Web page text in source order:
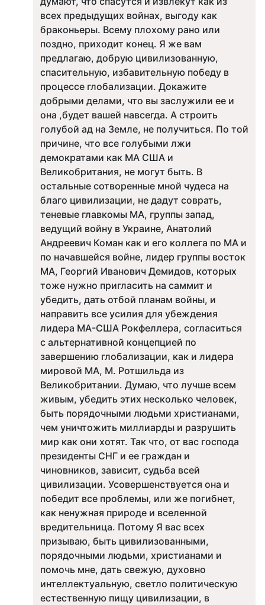
всех предыдущих войнах, выгоду как
браконьеры. Всему плохому рано или
поздно, приходит конец. Я же вам
предлагаю, добрую цивилизованную,
спасительную, избавительную победу в
процессе глобализации. Докажите
добрыми делами, что вы заслужили ее и
она ,будет вашей навсегда. А строить
голубой ад на Земле, не получиться. По той
причине, что все голубыми лжи
демократами как МА США и
Великобритания, не могут быть. В
остальные сотворенные мной чудеса на
благо цивилизации, не дадут соврать,
теневые главкомы МА, группы запад,
ведущий войну в Украине, Анатолий
Андреевич Коман как и его коллега по МА и
по начавшейся войне, лидер группы восток
МА, Георгий Иванович Демидов, которых
тоже нужно пригласить на саммит и
убедить, дать отбой планам войны, и
направить все усилия для убеждения
лидера МА-США Рокфеллера, согласиться
с альтернативной концепцией по
завершению глобализации, как и лидера
мировой МА, М. Ротшильда из
Великобритании. Думаю, что лучше всем
живым, убедить этих несколько человек,
быть порядочными людьми христианами,
чем уничтожить миллиарды и разрушить
мир как они хотят. Так что, от вас господа
президенты СНГ и ее граждан и
чиновников, зависит, судьба всей
цивилизации. Усовершенствуется она и
победит все проблемы, или же погибнет,
как ненужная природе и вселенной
вредительница. Потому Я вас всех
призываю, быть цивилизованными,
порядочными людьми, христианами и
помочь мне, дать свежую, духовно
интеллектуальную, светло политическую
естественную пищу цивилизации, в